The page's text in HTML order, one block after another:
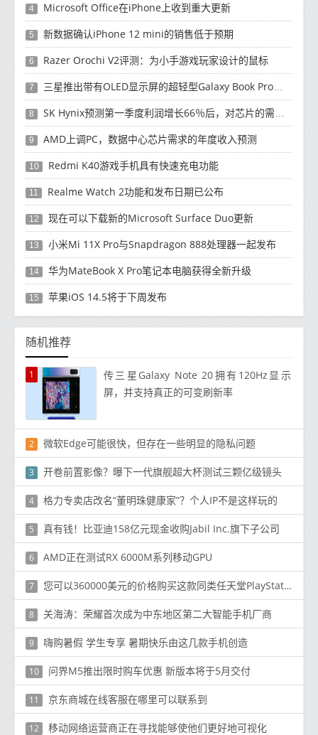
4 Microsoft Office在iPhone上收到重大更新
5 新数据确认iPhone 12 mini的销售低于预期
6 Razer Orochi V2评测：为小手游戏玩家设计的鼠标
7 三星推出带有OLED显示屏的超轻型Galaxy Book Pro和Galaxy Book Pro 360笔记本电脑
8 SK Hynix预测第一季度利润增长66％后，对芯片的需求将增强
9 AMD上调PC，数据中心芯片需求的年度收入预测
10 Redmi K40游戏手机具有快速充电功能
11 Realme Watch 2功能和发布日期已公布
12 现在可以下载新的Microsoft Surface Duo更新
13 小米Mi 11X Pro与Snapdragon 888处理器一起发布
14 华为MateBook X Pro笔记本电脑获得全新升级
15 苹果iOS 14.5将于下周发布
随机推荐
1
传三星Galaxy Note 20拥有120Hz显示
屏，并支持真正的可变刷新率
2 微软Edge可能很快，但存在一些明显的隐私问题
3 开卷前置影像？曝下一代旗舰超大杯测试三颗亿级镜头
4 格力专卖店改名“董明珠健康家”？个人IP不是这样玩的
5 真有钱！比亚迪158亿元现金收购Jabil Inc.旗下子公司
6 AMD正在测试RX 6000M系列移动GPU
7 您可以360000美元的价格购买这款同类任天堂PlayStation
8 关海涛：荣耀首次成为中东地区第二大智能手机厂商
9 嗨购暑假 学生专享 暑期快乐由这几款手机创造
10 问界M5推出限时购车优惠 新版本将于5月交付
11 京东商城在线客服在哪里可以联系到
12 移动网络运营商正在寻找能够使他们更好地可视化